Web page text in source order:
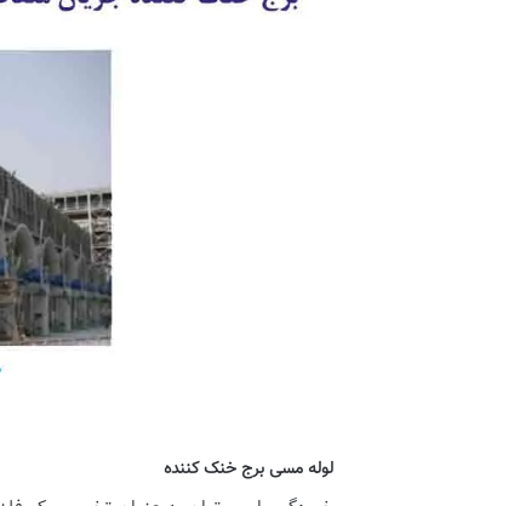
لوله مسی برج خنک کننده